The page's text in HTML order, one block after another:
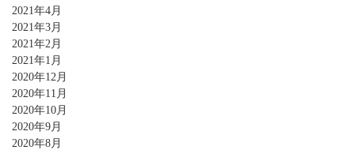
2021年4月
2021年3月
2021年2月
2021年1月
2020年12月
2020年11月
2020年10月
2020年9月
2020年8月